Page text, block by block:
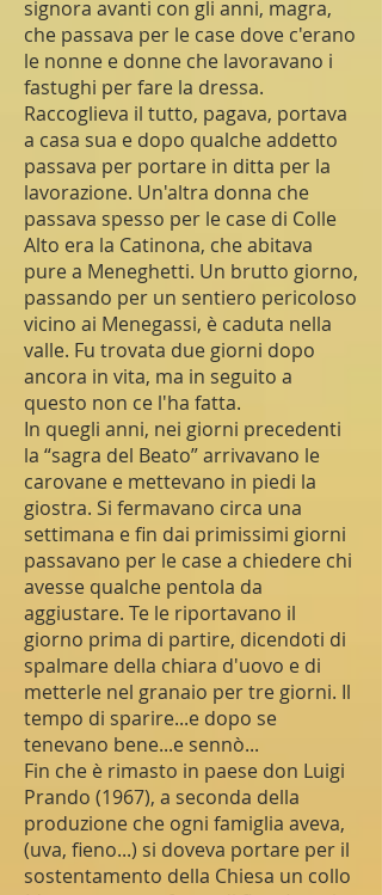
signora avanti con gli anni, magra,
che passava per le case dove c'erano
le nonne e donne che lavoravano i
fastughi per fare la dressa.
Raccoglieva il tutto, pagava, portava
a casa sua e dopo qualche addetto
passava per portare in ditta per la
lavorazione. Un'altra donna che
passava spesso per le case di Colle
Alto era la Catinona, che abitava
pure a Meneghetti. Un brutto giorno,
passando per un sentiero pericoloso
vicino ai Menegassi, è caduta nella
valle. Fu trovata due giorni dopo
ancora in vita, ma in seguito a
questo non ce l'ha fatta.
In quegli anni, nei giorni precedenti
la “sagra del Beato” arrivavano le
carovane e mettevano in piedi la
giostra. Si fermavano circa una
settimana e fin dai primissimi giorni
passavano per le case a chiedere chi
avesse qualche pentola da
aggiustare. Te le riportavano il
giorno prima di partire, dicendoti di
spalmare della chiara d'uovo e di
metterle nel granaio per tre giorni. Il
tempo di sparire...e dopo se
tenevano bene...e sennò...
Fin che è rimasto in paese don Luigi
Prando (1967), a seconda della
produzione che ogni famiglia aveva,
(uva, fieno...) si doveva portare per il
sostentamento della Chiesa un collo